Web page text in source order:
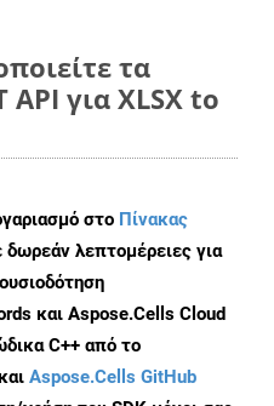
τα
API για XLSX to
στο Πίνακας
δωρεάν λεπτομέρειες για
και Aspose.Cells Cloud
C++ από το
και Aspose.Cells GitHub